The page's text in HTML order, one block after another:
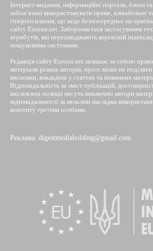
Інтернет-видання, інформаційні портали, блоги
зобов’язані використовувати пряме, клікабельне
гіперпосилання, що веде безпосередньо на
сайту Euroua.net. Забороняється застосування
атрибутів, які перешкоджають коректній
пошуковими системами.
Редакція сайту Euroua.net залишає за собою
матеріали різних авторів, проте може не
висновки, викладені у статтях та новинних
Відповідальність за зміст публікацій,
висловлені позиції несуть виключно автори
відповідальності за можливі наслідки
контенту третіми особами.
Реклама: digestmediaholding@gmail.com